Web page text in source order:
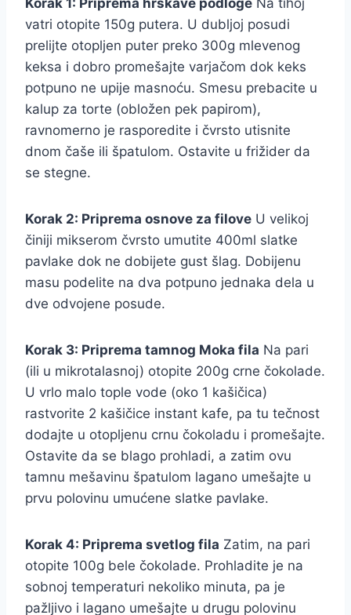
Korak 1: Priprema hrskave podloge Na tihoj
vatri otopite 150g putera. U dubljoj posudi
prelijte otopljen puter preko 300g mlevenog
keksa i dobro promešajte varjačom dok keks
potpuno ne upije masnoću. Smesu prebacite u
kalup za torte (obložen pek papirom),
ravnomerno je rasporedite i čvrsto utisnite
dnom čaše ili špatulom. Ostavite u frižider da
se stegne.
Korak 2: Priprema osnove za filove U velikoj
činiji mikserom čvrsto umutite 400ml slatke
pavlake dok ne dobijete gust šlag. Dobijenu
masu podelite na dva potpuno jednaka dela u
dve odvojene posude.
Korak 3: Priprema tamnog Moka fila Na pari
(ili u mikrotalasnoj) otopite 200g crne čokolade.
U vrlo malo tople vode (oko 1 kašičica)
rastvorite 2 kašičice instant kafe, pa tu tečnost
dodajte u otopljenu crnu čokoladu i promešajte.
Ostavite da se blago prohladi, a zatim ovu
tamnu mešavinu špatulom lagano umešajte u
prvu polovinu umućene slatke pavlake.
Korak 4: Priprema svetlog fila Zatim, na pari
otopite 100g bele čokolade. Prohladite je na
sobnoj temperaturi nekoliko minuta, pa je
pažljivo i lagano umešajte u drugu polovinu